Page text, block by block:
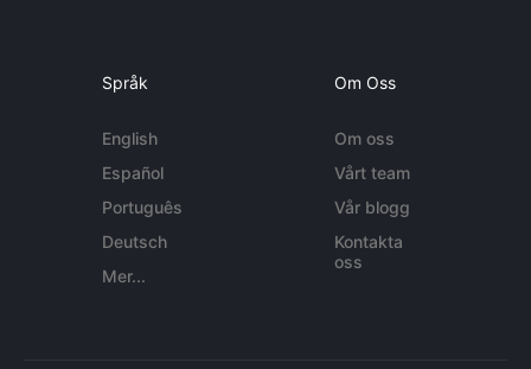
Språk
English
Español
Português
Deutsch
Mer...
Om Oss
Om oss
Vårt team
Vår blogg
Kontakta
oss